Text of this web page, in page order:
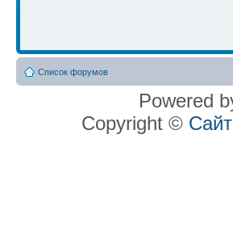
Список форумов
Powered
Copyright ©